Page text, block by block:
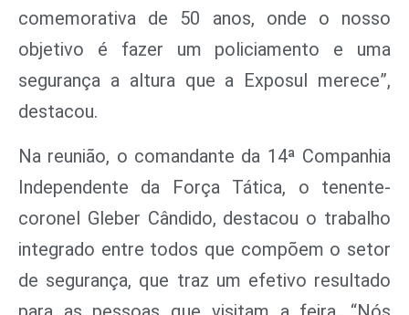
comemorativa de 50 anos, onde o nosso
objetivo é fazer um policiamento e uma
segurança a altura que a Exposul merece”,
destacou.
Na reunião, o comandante da 14ª Companhia
Independente da Força Tática, o tenente-
coronel Gleber Cândido, destacou o trabalho
integrado entre todos que compõem o setor
de segurança, que traz um efetivo resultado